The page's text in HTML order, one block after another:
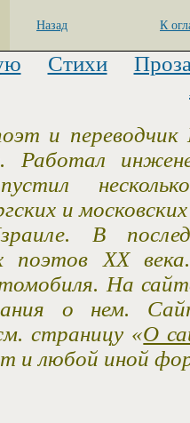
Назад К
Стихи
и
Работал
и
В
поэтов XX
На
о нем.
страницу «О
и любой иной